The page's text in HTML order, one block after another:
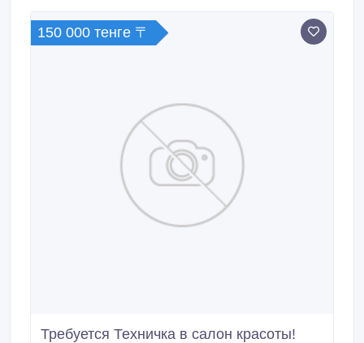
150 000 тенге 〒
Требуется Техничка в салон красоты!